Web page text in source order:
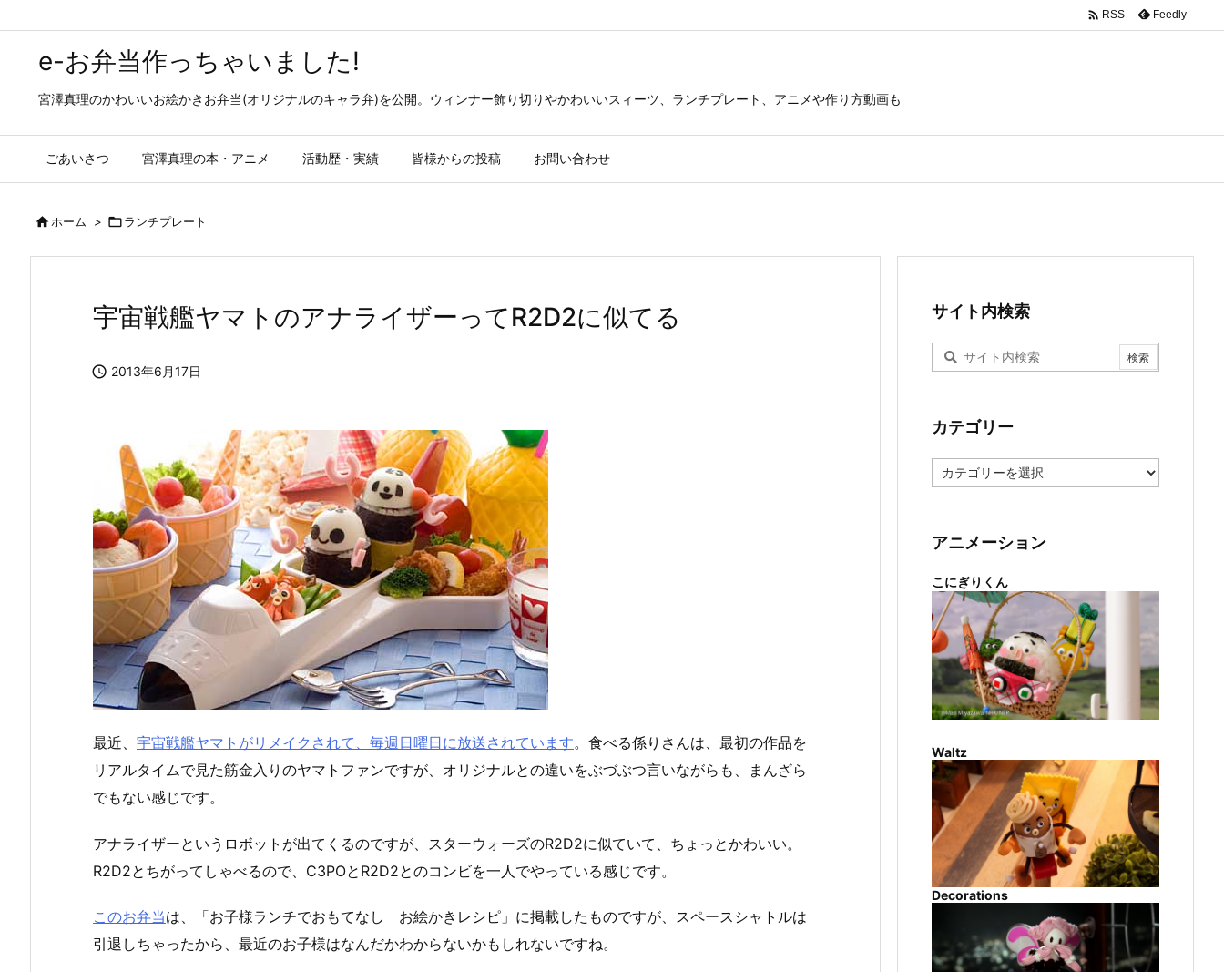
e-お弁当作っちゃいました!
宮澤真理のかわいいお絵かきお弁当(オリジナルのキャラ弁)を公開。ウィンナー飾り切りやかわいいスィーツ、ランチプレート、アニメや作り方動画も
ごあいさつ 宮澤真理の本・アニメ 活動歴・実績 皆様からの投稿 お問い合わせ
 RSS Feedly
ホーム > ランチプレート
宇宙戦艦ヤマトのアナライザーってR2D2に似てる
 2013年6月17日
最近、 宇宙戦艦ヤマトがリメイクされて、毎週日曜日に放送されています。食べる係りさんは、最初の作品を
リアルタイムで見た筋金入りのヤマトファンですが、オリジナルとの違いをぶづぶつ言いながらも、まんざら
でもない感じです。
アナライザーというロボットが出てくるのですが、スターウォーズのR2D2に似ていて、ちょっとかわいい。
R2D2とちがってしゃべるので、C3POとR2D2とのコンビを一人でやっている感じです。
このお弁当は、「お子様ランチでおもてなし お絵かきレシピ」に掲載したものですが、スペースシャトルは
引退しちゃったから、最近のお子様はなんだかわからないかもしれないですね。
サイト内検索
カテゴリー
テ
ー
アニメーション
こにぎりくん
Waltz
Decorations